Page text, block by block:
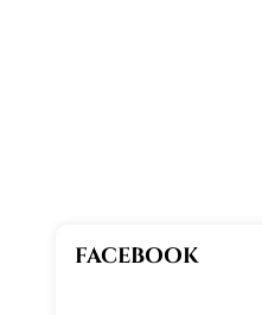
FACEBOOK